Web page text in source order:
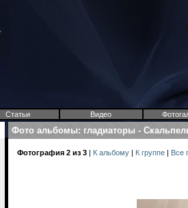
Статьи Видео
Фото альбомы: гладиаторы -
Фотография 2 из 3 | К альбому | К группе | Все